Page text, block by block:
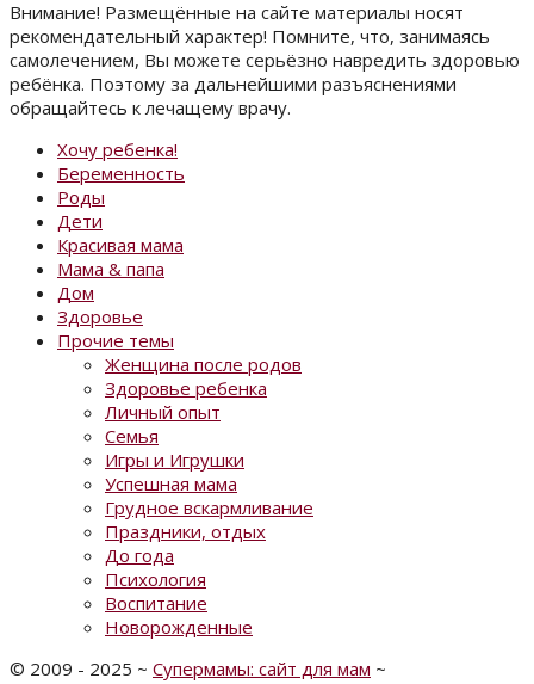
Внимание! Размещённые на сайте материалы носят
рекомендательный характер! Помните, что, занимаясь
самолечением, Вы можете серьёзно навредить здоровью
ребёнка. Поэтому за дальнейшими разъяснениями
обращайтесь к лечащему врачу.
Хочу ребенка!
Беременность
Роды
Дети
Красивая мама
Мама & папа
Дом
Здоровье
Прочие темы
Женщина после родов
Здоровье ребенка
Личный опыт
Семья
Игры и Игрушки
Успешная мама
Грудное вскармливание
Праздники, отдых
До года
Психология
Воспитание
Новорожденные
© 2009 - 2025 ~ Супермамы: сайт для мам ~